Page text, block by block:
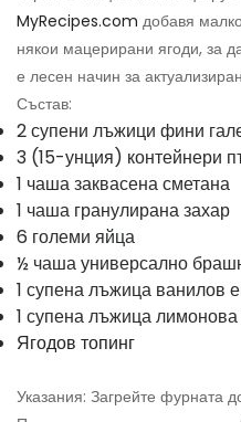
MyRecipes.com добавя
някои мацерирани ягоди, за
е лесен начин за
Състав:
2 супени лъжици фини
3 (15-унция) контейнери
1 чаша заквасена сметана
1 чаша гранулирана захар
6 големи яйца
½ чаша универсално
1 супена лъжица ванилов
1 супена лъжица лимонова
Ягодов топинг
Указания: Загрейте фурната